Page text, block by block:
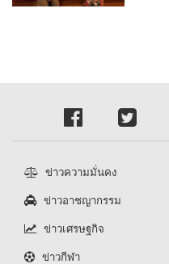
ข่าวความมั่นคง
ข่าวอาชญากรรม
ข่าวเศรษฐกิจ
ข่าวกีฬา